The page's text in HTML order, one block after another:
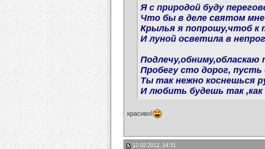
Я с природой буду
Что бы в деле святом мне
Крылья я попрошу,чтоб к
И луной осветила в
Подлечу,обниму,обласкаю
Пробегу сто дорог, пусть
Ты так нежно коснешься
И любить будешь так
красиво!
12.02.2012, 14:31